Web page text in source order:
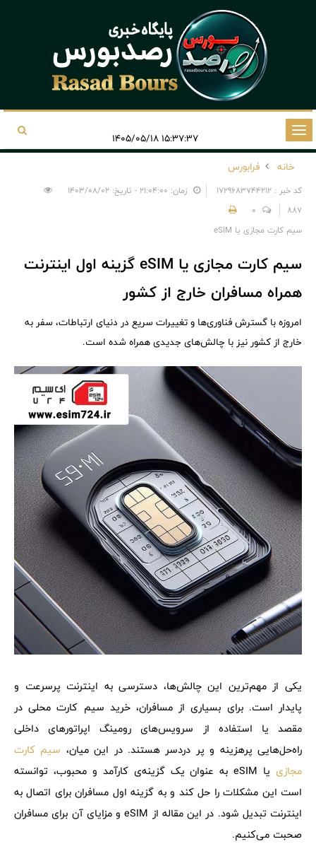
تغییر
وضعیت
ناوبری
۱۵:۳۷:۳۷ ۱۴۰۵/۰۵/۱۸
خانه
فرابورس
کد خبر : 1729683744212
زمان: ۲۱:۰۴:۰۰ - تاریخ: ۱۴۰۳/۰۸/۰۲
887
0
سیم کارت مجازی یا eSIM
سیم کارت مجازی یا eSIM گزینه اول اینترنت
همراه مسافران خارج از کشور
امروزه با گسترش فناوری‌ها و تغییرات سریع در دنیای ارتباطات، سفر به
خارج از کشور نیز با چالش‌های جدیدی همراه شده است.
یکی از مهم‌ترین این چالش‌ها، دسترسی به اینترنت پرسرعت و
پایدار است. برای بسیاری از مسافران، خرید سیم کارت محلی در
مقصد یا استفاده از سرویس‌های رومینگ اپراتورهای داخلی
راه‌حل‌هایی پرهزینه و پر دردسر هستند. در این میان، سیم کارت
مجازی
یا eSIM به عنوان یک گزینه‌ی کارآمد و محبوب، توانسته
است این مشکلات را حل کند و به گزینه اول مسافران برای اتصال به
اینترنت تبدیل شود. در این مقاله از eSIM و مزایای آن برای مسافران
صحبت می‌کنیم.